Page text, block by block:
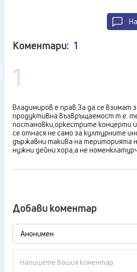
Коментари: 1
1
Владимиров е прав.За да се взимат
продуктивна възвръщаемост т.е.
постановки,оркестрите концерти
се отнася не само за културните
държавни такива на територията
нужни дейни хора,а не
Добави коментар